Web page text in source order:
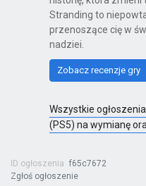
LEGO
Knight -
PC
Stranding to
przenoszące cię w
nadziei.
Zobacz recenzje gry
Wszystkie
(PS5) na wymianę
ID ogłoszenia f65c7672
Zgłoś ogłoszenie